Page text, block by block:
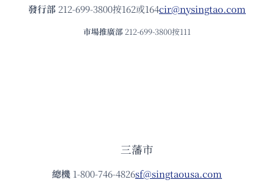
發⾏部 212-699-3800按162或164cir@nysingtao.com
市場推廣部 212-699-3800按111
三藩市
總機 1-800-746-4826sf@singtaousa.com